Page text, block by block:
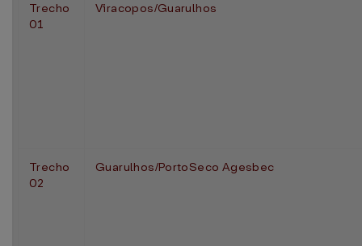
Trecho
01
Viracopos/Guarulhos
Trecho
02
Guarulhos/PortoSeco Agesbec